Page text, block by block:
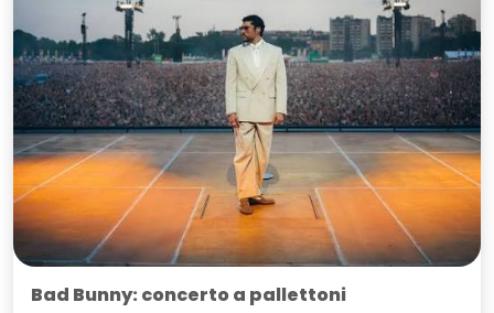
Bad Bunny: concerto a pallettoni